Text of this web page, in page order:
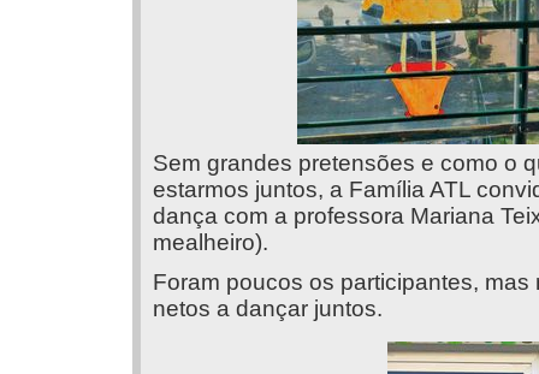
Sem grandes pretensões e como o
estarmos juntos, a Família ATL
dança com a professora Mariana
mealheiro).
Foram poucos os participantes,
netos a dançar juntos.